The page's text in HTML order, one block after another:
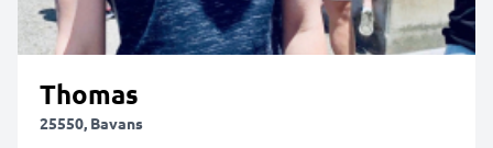
Thomas
25550, Bavans